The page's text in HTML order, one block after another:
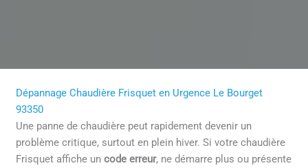
Dépannage Chaudière Frisquet en Urgence Le Bourget
93350
Une panne de chaudière peut rapidement devenir un
problème critique, surtout en plein hiver. Si votre chaudière
Frisquet affiche uncode erreur, ne démarre plus ou présente